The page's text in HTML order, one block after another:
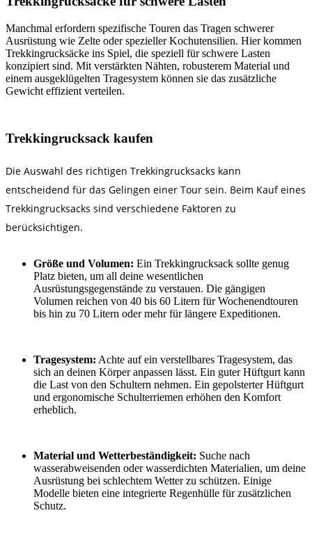
Manchmal erfordern spezifische Touren das Tragen schwerer
Ausrüstung wie Zelte oder spezieller Kochutensilien. Hier kommen
Trekkingrucksäcke ins Spiel, die speziell für schwere Lasten
konzipiert sind. Mit verstärkten Nähten, robusterem Material und
einem ausgeklügelten Tragesystem können sie das zusätzliche
Gewicht effizient verteilen.
Trekkingrucksack kaufen
Die Auswahl des richtigen Trekkingrucksacks kann
entscheidend für das Gelingen einer Tour sein. Beim Kauf eines
Trekkingrucksacks sind verschiedene Faktoren zu
berücksichtigen.
Größe und Volumen: Ein Trekkingrucksack sollte genug
Platz bieten, um all deine wesentlichen
Ausrüstungsgegenstände zu verstauen. Die gängigen
Volumen reichen von 40 bis 60 Litern für Wochenendtouren
bis hin zu 70 Litern oder mehr für längere Expeditionen.
Tragesystem: Achte auf ein verstellbares Tragesystem, das
sich an deinen Körper anpassen lässt. Ein guter Hüftgurt kann
die Last von den Schultern nehmen. Ein gepolsterter Hüftgurt
und ergonomische Schulterriemen erhöhen den Komfort
erheblich.
Material und Wetterbeständigkeit: Suche nach
wasserabweisenden oder wasserdichten Materialien, um deine
Ausrüstung bei schlechtem Wetter zu schützen. Einige
Modelle bieten eine integrierte Regenhülle für zusätzlichen
Schutz.